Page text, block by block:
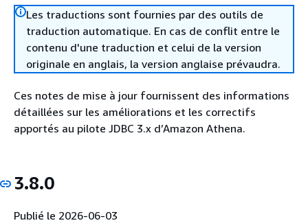
Les traductions sont fournies par des outils de
traduction automatique. En cas de conflit entre le
contenu d'une traduction et celui de la version
originale en anglais, la version anglaise prévaudra.
Ces notes de mise à jour fournissent des informations
détaillées sur les améliorations et les correctifs
apportés au pilote JDBC 3.x d’Amazon Athena.
3.8.0
Publié le 2026-06-03